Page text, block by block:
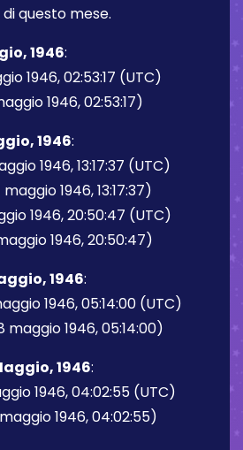
questo mese.
1946:
1946, 02:53:17 (UTC)
1946, 02:53:17)
1946:
1946, 13:17:37 (UTC)
1946, 13:17:37)
1946, 20:50:47 (UTC)
1946, 20:50:47)
1946:
1946, 05:14:00 (UTC)
1946, 05:14:00)
1946:
1946, 04:02:55 (UTC)
1946, 04:02:55)